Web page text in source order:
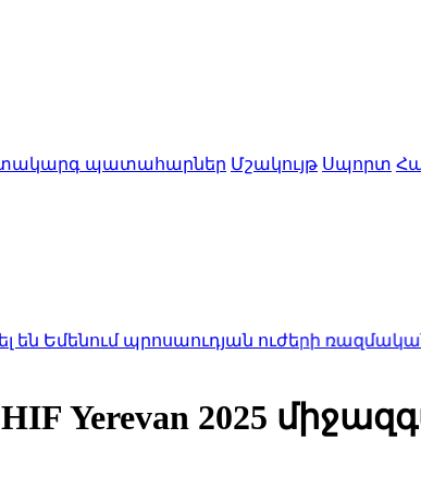
պատահարներ Մշակույթ Սպորտ
պրոսաուդյան ուժերի ռազմական բազային
Yerevan 2025